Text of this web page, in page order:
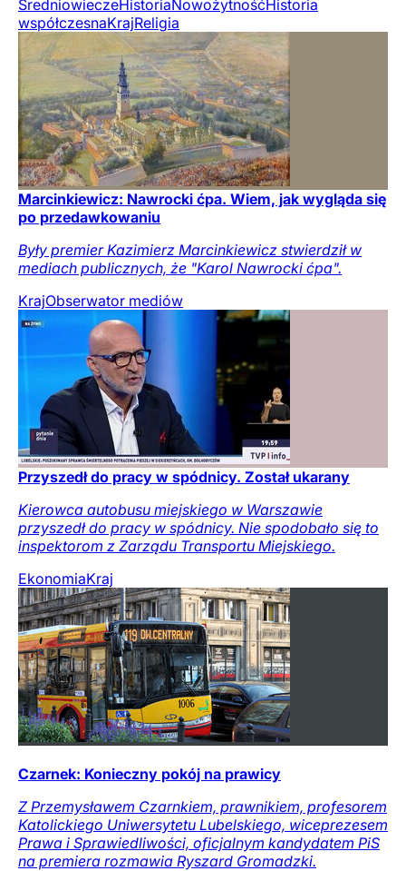
ŚredniowieczeHistoriaNowożytnośćHistoria
współczesnaKrajReligia
Marcinkiewicz: Nawrocki ćpa. Wiem, jak wygląda się
po przedawkowaniu
Były premier Kazimierz Marcinkiewicz stwierdził w
mediach publicznych, że "Karol Nawrocki ćpa".
KrajObserwator mediów
Przyszedł do pracy w spódnicy. Został ukarany
Kierowca autobusu miejskiego w Warszawie
przyszedł do pracy w spódnicy. Nie spodobało się to
inspektorom z Zarządu Transportu Miejskiego.
EkonomiaKraj
Czarnek: Konieczny pokój na prawicy
Z Przemysławem Czarnkiem, prawnikiem, profesorem
Katolickiego Uniwersytetu Lubelskiego, wiceprezesem
Prawa i Sprawiedliwości, oficjalnym kandydatem PiS
na premiera rozmawia Ryszard Gromadzki.